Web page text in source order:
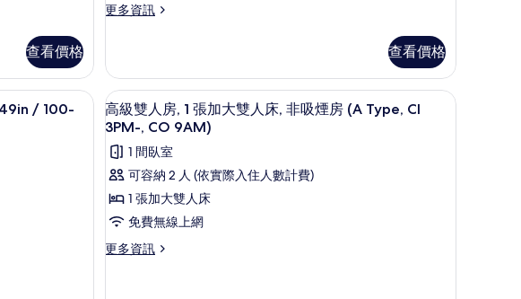
查看價格
更多資訊
更
的
詳
情
查看價格
/ 100-
顯
示
高
級
雙
人
房,
9
高級雙人房, 1 張加大雙人床, 非吸煙房 (A Type, CI
3PM-, CO 9AM)
1 間臥室
可容納 2 人 (依實際入住人數計費)
1 張加大雙人床
免費無線上網
更多資訊
更